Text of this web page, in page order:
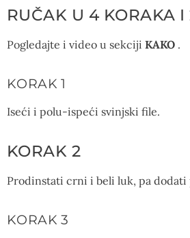
RUČAK U 4 KORAKA
Pogledajte i video u sekciji KAKO .
KORAK 1
Iseći i polu-ispeći svinjski file.
KORAK 2
Prodinstati crni i beli luk, pa dodati
KORAK 3